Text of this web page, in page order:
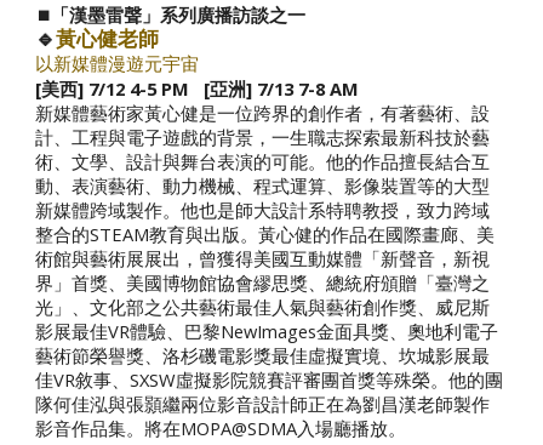
⏹️「漢墨雷聲」系列廣播訪談之一
🔹黃心健老師
以新媒體漫遊元宇宙
[美西] 7/12 4-5 PM [亞洲] 7/13 7-8 AM
新媒體藝術家黃心健是一位跨界的創作者，有著藝術、設
計、工程與電子遊戲的背景，一生職志探索最新科技於藝
術、文學、設計與舞台表演的可能。他的作品擅長結合互
動、表演藝術、動力機械、程式運算、影像裝置等的大型
新媒體跨域製作。他也是師大設計系特聘教授，致力跨域
整合的STEAM教育與出版。黃心健的作品在國際畫廊、美
術館與藝術展展出，曾獲得美國互動媒體「新聲音，新視
界」首獎、美國博物館協會繆思獎、總統府頒贈「臺灣之
光」、文化部之公共藝術最佳人氣與藝術創作獎、威尼斯
影展最佳VR體驗、巴黎NewImages金面具獎、奧地利電子
藝術節榮譽獎、洛杉磯電影獎最佳虛擬實境、坎城影展最
佳VR敘事、SXSW虛擬影院競賽評審團首獎等殊榮。他的團
隊何佳泓與張顥繼兩位影音設計師正在為劉昌漢老師製作
影音作品集。將在MOPA@SDMA入場廳播放。